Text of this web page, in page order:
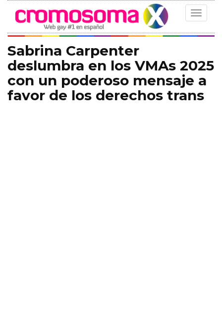
Toggle
Sabrina Carpenter
deslumbra en los VMAs 2025
con un poderoso mensaje a
favor de los derechos trans